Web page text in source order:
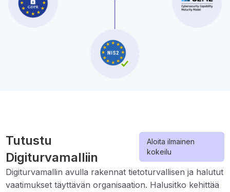
Tutustu
Digiturvamalliin
Aloita ilmainen
kokeilu
Digiturvamallin avulla rakennat tietoturvallisen ja halutut
vaatimukset täyttävän organisaation. Halusitko kehittää